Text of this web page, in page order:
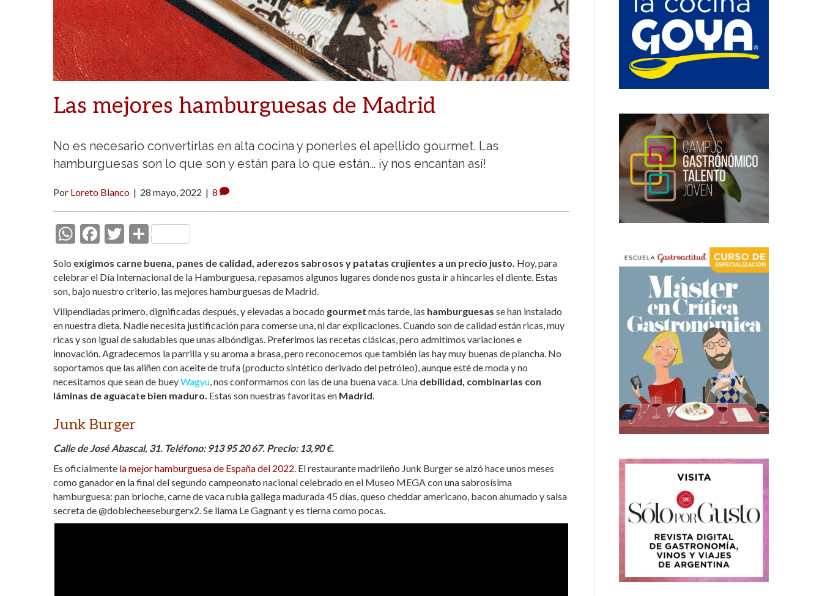
Las mejores hamburguesas de Madrid
No es necesario convertirlas en alta cocina y ponerles el apellido gourmet. Las
hamburguesas son lo que son y están para lo que están… ¡y nos encantan así!
Por Loreto Blanco | 28 mayo, 2022 | 8
W
at
s
A
p
p
F
e
b
o
o
k
T
itt
er
C
m
p
ar
ti
r
Solo exigimos carne buena, panes de calidad, aderezos sabrosos y patatas crujientes a un precio justo. Hoy, para
celebrar el Día Internacional de la Hamburguesa, repasamos algunos lugares donde nos gusta ir a hincarles el diente. Estas
son, bajo nuestro criterio, las mejores hamburguesas de Madrid.
Vilipendiadas primero, dignificadas después, y elevadas a bocado gourmet más tarde, las hamburguesas se han instalado
en nuestra dieta. Nadie necesita justificación para comerse una, ni dar explicaciones. Cuando son de calidad están ricas, muy
ricas y son igual de saludables que unas albóndigas. Preferimos las recetas clásicas, pero admitimos variaciones e
innovación. Agradecemos la parrilla y su aroma a brasa, pero reconocemos que también las hay muy buenas de plancha. No
soportamos que las aliñen con aceite de trufa (producto sintético derivado del petróleo), aunque esté de moda y no
necesitamos que sean de bueyWagyu, nos conformamos con las de una buena vaca. Una debilidad, combinarlas con
láminas de aguacate bien maduro. Estas son nuestras favoritas en Madrid.
Junk Burger
Calle de José Abascal, 31. Teléfono: 913 95 20 67. Precio: 13,90 €.
Es oficialmente la mejor hamburguesa de España del 2022. El restaurante madrileño Junk Burger se alzó hace unos meses
como ganador en la final del segundo campeonato nacional celebrado en el Museo MEGA con una sabrosísima
hamburguesa: pan brioche, carne de vaca rubia gallega madurada 45 días, queso cheddar americano, bacon ahumado y salsa
secreta de @doblecheeseburgerx2. Se llama Le Gagnant y es tierna como pocas.